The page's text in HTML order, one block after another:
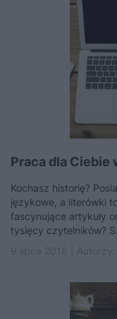
Praca dla Ciebie
Kochasz historię?
językowe, a literówki
fascynujące artykuły
tysięcy czytelników?